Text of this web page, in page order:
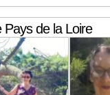
Pays de la Loire